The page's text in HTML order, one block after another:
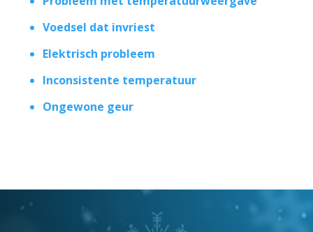
Voedsel dat invriest
Elektrisch probleem
Inconsistente temperatuur
Ongewone geur